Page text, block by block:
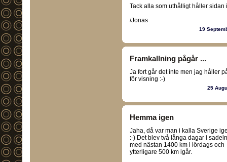
Tack alla som uthålligt håller sidan
/Jonas
19
Framkallning pågår ...
Ja fort går det inte men jag håller
för visning :-)
25
Hemma igen
Jaha, då var man i kalla Sverige
:-) Det blev två långa dagar i sadeln
med nästan 1400 km i lördags och
ytterligare 500 km igår.